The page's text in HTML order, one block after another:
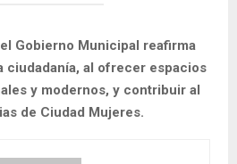
Gobierno Municipal reafirma
ciudadanía, al ofrecer espacios
y modernos, y contribuir al
de Ciudad Mujeres.